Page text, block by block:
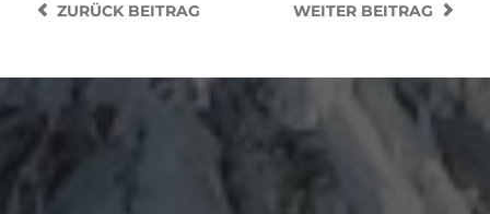
WEITER BEITRAG
ZURÜCKBEITRAG